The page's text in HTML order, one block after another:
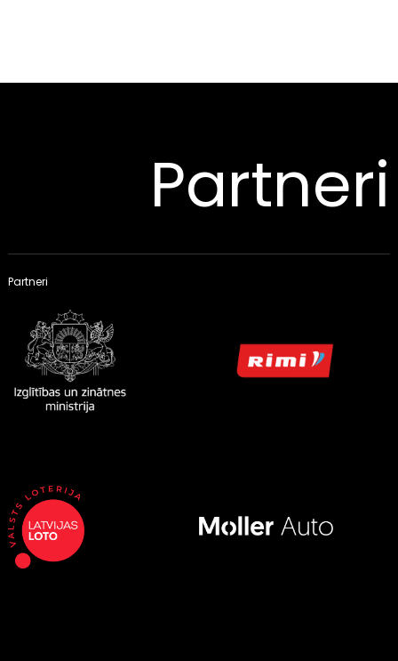
Partneri
Partneri